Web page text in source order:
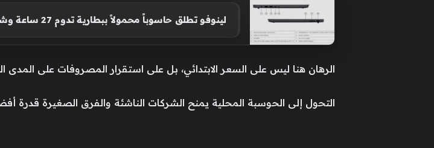
لينوفو تطلق حاسوباً محمولاً ببطارية تدوم 27 ساعة وشاشة عرض فائقة الجودة
الرهان هنا ليس على السعر الابتدائي، بل على استقرار المصروفات على المدى
التحول إلى الحوسبة المحلية يمنح الشركات الناشئة والفرق الصغيرة قدرة